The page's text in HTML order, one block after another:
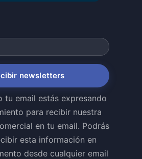
newsletters
tu email estás expresando
para recibir nuestra
en tu email. Podrás
esta información en
desde cualquier email